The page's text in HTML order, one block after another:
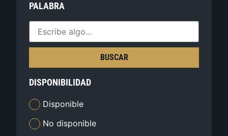
PALABRA
BUSCAR
DISPONIBILIDAD
Disponible
No disponible